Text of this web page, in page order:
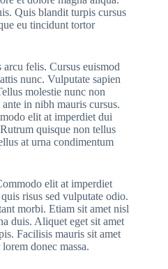
Quis blandit turpis cursus
eu tincidunt tortor
felis. Cursus euismod
nunc. Vulputate sapien
molestie nunc non
in nibh mauris cursus.
elit at imperdiet dui
quisque non tellus
at urna condimentum
elit at imperdiet
risus sed vulputate odio.
morbi. Etiam sit amet nisl
duis. Aliquet eget sit amet
Facilisis mauris sit amet
donec massa.